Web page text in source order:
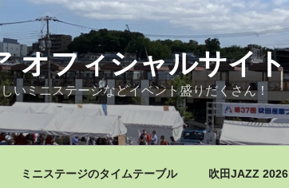
オフィシャルサイト
いミニステージなどイベント盛りだくさん！
ミニステージのタイムテーブル 吹田JAZZ 2026